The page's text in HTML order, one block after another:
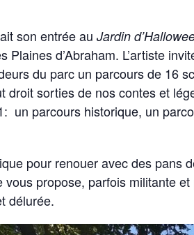
son entrée au Jardin
d’Abraham. L’artiste
du parc un parcours de 16
droit sorties de nos contes et
un parcours historique, un
pour renouer avec des pans
vous propose, parfois militante
délurée.